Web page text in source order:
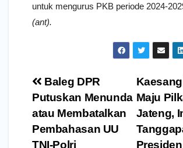
untuk mengurus PKB periode 2024-
(ant).
Navigasi
pos
Maju
Jateng,
Baleg DPR
Putuskan Menunda
atau Membatalkan
Pembahasan UU
TNI-Polri